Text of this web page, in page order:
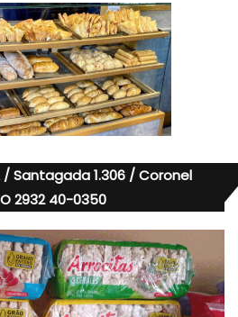
/ Santagada 1.306 / Coronel
2932 40-0350